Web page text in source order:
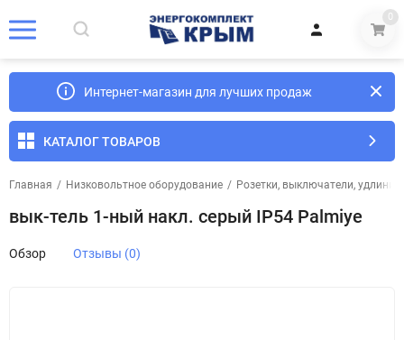
0
Интернет-магазин для лучших продаж
КАТАЛОГ ТОВАРОВ
Главная / Низковольтное оборудование / Розетки, выключатели,
вык-тель 1-ный накл. серый IP54 Palmiye
Обзор Отзывы (0)